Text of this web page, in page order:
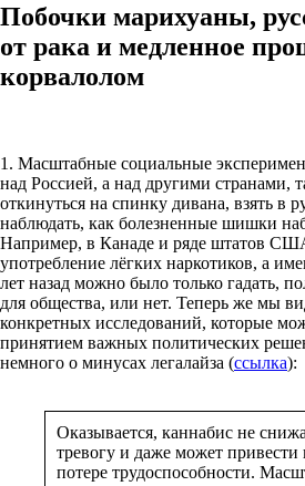
Побочки марихуаны,
от рака и медленное
корвалолом
1. Масштабные социальные
над Россией, а над другими странами,
откинуться на спинку дивана, взять в
наблюдать, как болезненные шишки
Например, в Канаде и ряде штатов
употребление лёгких наркотиков, а
лет назад можно было только гадать,
для общества, или нет. Теперь же мы
конкретных исследований, которые
принятием важных политических
немного о минусах легалайза (ссылка):
Оказывается, каннабис не
тревогу и даже может привести
потере трудоспособности.